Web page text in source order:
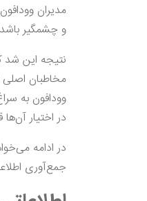
و چشمگیر باشد
نتیجه این شد
در اختیار آن‌ها
در ادامه
جمع‌آوری